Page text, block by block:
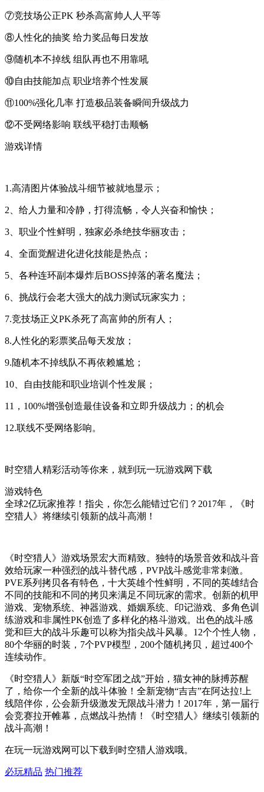
⑦竞技场公正PK 秒杀高富帅人人平等
⑧人性化的抽奖 给力奖品每日发放
⑨随机本不掉线 组队再也不用靠吼
⑩自由技能加点 职业培养个性发展
⑪100%强化几率 打造极品装备瞬间升级战力
⑫不受网络影响 联线平稳打击顺畅
游戏详情
1.高清图片体验战斗细节被就地显示；
2、给人力量和冷静，打得流畅，令人兴奋和愉快；
3、职业个性鲜明，独家必杀绝技华丽攻击；
4、全面觉醒进化进化技能是热点；
5、各种连环副本爆炸后BOSS掉落的著名魔法；
6、挑战行会老大强大的战力测试玩家实力；
7.竞技场正义PK杀死了高富帅的所有人；
8.人性化的彩票奖品每天发放；
9.随机本不掉线队不再依赖尴尬；
10、自由技能和职业培训个性发展；
11，100%增强创造最佳设备和立即升级战力；的机会
12.联线不受网络影响。
时空猎人精彩活动等你来，就到玩一玩游戏网下载
游戏特色
全球2亿玩家推荐！指尖，你怎么能错过它们？2017年，《时
空猎人》将继续引领新的战斗高潮！
《时空猎人》游戏场景宏大而精致。独特的场景音效和战斗音
效给玩家一种强烈的战斗替代感，PVP战斗感觉非常刺激。
PVE系列拷贝各有特色，十大英雄个性鲜明，不同的英雄结合
不同的技能和不同的拷贝来满足不同玩家的需求。创新的机甲
游戏、宠物系统、神器游戏、婚姻系统、印记游戏、多角色训
练游戏和非属性PK创造了多样化的格斗游戏。出色的战斗感
觉和巨大的战斗乐趣可以称为指尖战斗风暴。12个个性人物，
80个华丽的时装，7个PVP模型，200个随机拷贝，超过400个
连续动作。
《时空猎人》新版“时空军团之战”开始，猫女神的脉搏苏醒
了，给你一个全新的战斗体验！全新宠物“吉吉”在阿达拉!上
线陪伴你，公会新升级激发无限战斗潜力！2017年，第一届行
会竞赛拉开帷幕，点燃战斗热情！《时空猎人》继续引领新的
战斗高潮！
在玩一玩游戏网可以下载到时空猎人游戏哦。
必玩精品 热门推荐